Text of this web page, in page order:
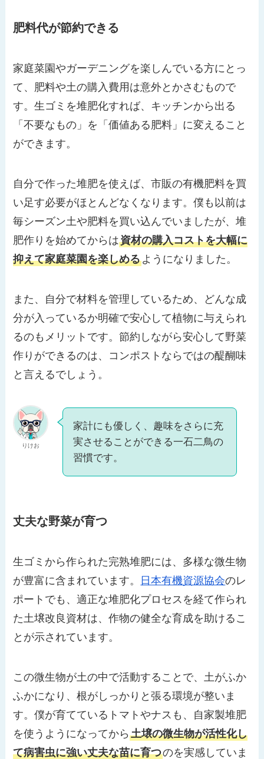
肥料代が節約できる
家庭菜園やガーデニングを楽しんでいる方にとっ
て、肥料や土の購入費用は意外とかさむもので
す。生ゴミを堆肥化すれば、キッチンから出る
「不要なもの」を「価値ある肥料」に変えること
ができます。
自分で作った堆肥を使えば、市販の有機肥料を買
い足す必要がほとんどなくなります。僕も以前は
毎シーズン土や肥料を買い込んでいましたが、堆
肥作りを始めてからは資材の購入コストを大幅に
抑えて家庭菜園を楽しめるようになりました。
また、自分で材料を管理しているため、どんな成
分が入っているか明確で安心して植物に与えられ
るのもメリットです。節約しながら安心して野菜
作りができるのは、コンポストならではの醍醐味
と言えるでしょう。
りけお
家計にも優しく、趣味をさらに充
実させることができる一石二鳥の
習慣です。
丈夫な野菜が育つ
生ゴミから作られた完熟堆肥には、多様な微生物
が豊富に含まれています。
日本有機資源協会のレ
ポートでも、適正な堆肥化プロセスを経て作られ
た土壌改良資材は、作物の健全な育成を助けるこ
とが示されています。
この微生物が土の中で活動することで、土がふか
ふかになり、根がしっかりと張る環境が整いま
す。僕が育てているトマトやナスも、自家製堆肥
を使うようになってから土壌の微生物が活性化し
て病害虫に強い丈夫な苗に育つのを実感していま